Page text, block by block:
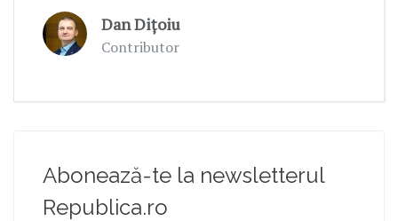
Dan Dițoiu
Contributor
Abonează-te la newsletterul
Republica.ro